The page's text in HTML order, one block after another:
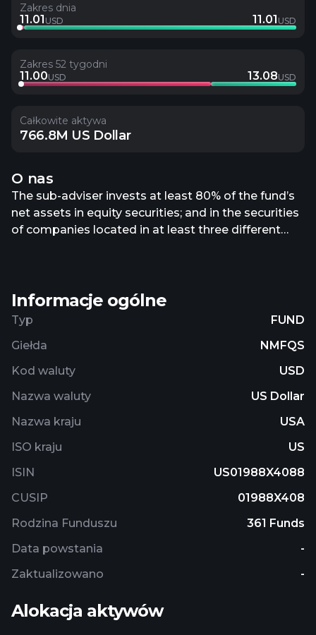
Zakres dnia
11.01 USD 11.01 USD
Zakres 52 tygodni
11.00USD 13.08USD
Całkowite aktywa
766.8M US Dollar
O nas
The sub-adviser invests at least 80% of the fund’s
net assets in equity securities; and in the securities
of companies located in at least three different
issuers of any market capitalization. The sub-
adviser will invests at least 40% of the fund’s net
of business, trade their securities, or conduct a
significant portion of their principal business
Informacje ogólne
Typ
FUND
Giełda
NMFQS
Kod waluty
USD
Nazwa waluty
US Dollar
Nazwa kraju
USA
ISO kraju
US
ISIN
US01988X4088
CUSIP
01988X408
Rodzina Funduszu
361 Funds
Data powstania
-
Zaktualizowano
-
Alokacja aktywów